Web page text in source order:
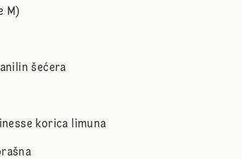
M)
šećera
korica limuna